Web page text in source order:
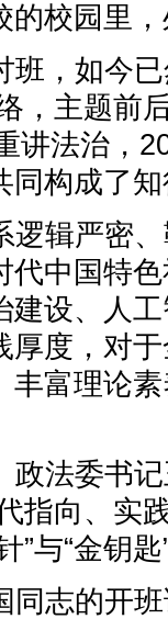
校园里，
班，如今
，主题前
讲法治，
同构成了
逻辑严密
代中国特
建设、人
厚度，对
丰富理论
政法委书
指向、实
”与“金钥匙
同志的开